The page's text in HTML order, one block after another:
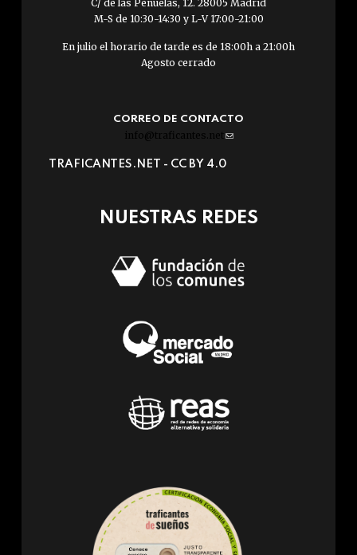
C/ de las Peñuelas, 12. 28005 Madrid
M-S de 10:30-14:30 y L-V 17:00-21:00
En julio el horario de tarde es de 18:00h a 21:00h
Agosto cerrado
CORREO DE CONTACTO
info@traficantes.net (link
e-
TRAFICANTES.NET - CC BY 4.0
NUESTRAS REDES